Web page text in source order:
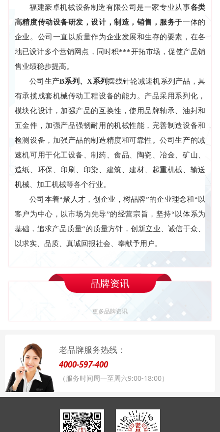
福建豪卓机械设备制造有限公司是一家专业从事各类
高精度传动设备研发，设计，制造，销售，服务于一体的
企业。公司一直以质量作为企业发展和生存的要素，在各
地已设计多个营销网点，同时积***开拓市场，促使产品销
售业绩稳步提高。
公司生产B系列、X系列摆线针轮减速机系列产品，具
有承揽成套机械传动工程设备的能力。产品采用系列化，
模块化设计，加强产品的互换性，使用品牌轴承、油封和
五金件，加强产品强韧耐用的机械性能，完善制造设备和
检测设备，加强产品的制造精度和可靠性。公司生产的减
速机可用于化工设备、制药、食品、陶瓷、冶金、矿山、
造纸、环保、印刷、印染、建筑、建材、起重机械、输送
机械、加工机械等各个行业。
公司本着“聚人才，创企业，树品牌”的企业理念和“以
客户为中心，以市场为先导”的经营宗旨，坚持“以体系为
基础，追求产品质量“的质量方针，创新立业、诚信于众、
以求实、品质、真诚回报社会、奉献予用户。
品牌资讯
更多品牌资讯
老品牌服务热线：
4000-597-400
（服务时间周一至周六9:00-18:00）